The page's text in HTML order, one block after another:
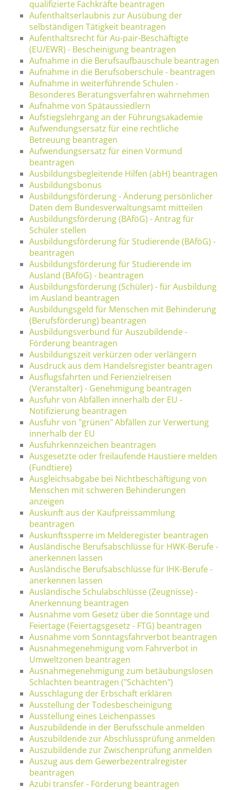
qualifizierte Fachkräfte beantragen
Aufenthaltserlaubnis zur Ausübung der
selbständigen Tätigkeit beantragen
Aufenthaltsrecht für Au-pair-Beschäftigte
(EU/EWR) - Bescheinigung beantragen
Aufnahme in die Berufsaufbauschule beantragen
Aufnahme in die Berufsoberschule - beantragen
Aufnahme in weiterführende Schulen -
Besonderes Beratungsverfahren wahrnehmen
Aufnahme von Spätaussiedlern
Aufstiegslehrgang an der Führungsakademie
Aufwendungsersatz für eine rechtliche
Betreuung beantragen
Aufwendungsersatz für einen Vormund
beantragen
Ausbildungsbegleitende Hilfen (abH) beantragen
Ausbildungsbonus
Ausbildungsförderung - Änderung persönlicher
Daten dem Bundesverwaltungsamt mitteilen
Ausbildungsförderung (BAföG) - Antrag für
Schüler stellen
Ausbildungsförderung für Studierende (BAföG) -
beantragen
Ausbildungsförderung für Studierende im
Ausland (BAföG) - beantragen
Ausbildungsförderung (Schüler) - für Ausbildung
im Ausland beantragen
Ausbildungsgeld für Menschen mit Behinderung
(Berufsförderung) beantragen
Ausbildungsverbund für Auszubildende -
Förderung beantragen
Ausbildungszeit verkürzen oder verlängern
Ausdruck aus dem Handelsregister beantragen
Ausflugsfahrten und Ferienzielreisen
(Veranstalter) - Genehmigung beantragen
Ausfuhr von Abfällen innerhalb der EU -
Notifizierung beantragen
Ausfuhr von "grünen" Abfällen zur Verwertung
innerhalb der EU
Ausfuhrkennzeichen beantragen
Ausgesetzte oder freilaufende Haustiere melden
(Fundtiere)
Ausgleichsabgabe bei Nichtbeschäftigung von
Menschen mit schweren Behinderungen
anzeigen
Auskunft aus der Kaufpreissammlung
beantragen
Auskunftssperre im Melderegister beantragen
Ausländische Berufsabschlüsse für HWK-Berufe -
anerkennen lassen
Ausländische Berufsabschlüsse für IHK-Berufe -
anerkennen lassen
Ausländische Schulabschlüsse (Zeugnisse) -
Anerkennung beantragen
Ausnahme vom Gesetz über die Sonntage und
Feiertage (Feiertagsgesetz - FTG) beantragen
Ausnahme vom Sonntagsfahrverbot beantragen
Ausnahmegenehmigung vom Fahrverbot in
Umweltzonen beantragen
Ausnahmegenehmigung zum betäubungslosen
Schlachten beantragen ("Schächten")
Ausschlagung der Erbschaft erklären
Ausstellung der Todesbescheinigung
Ausstellung eines Leichenpasses
Auszubildende in der Berufsschule anmelden
Auszubildende zur Abschlussprüfung anmelden
Auszubildende zur Zwischenprüfung anmelden
Auszug aus dem Gewerbezentralregister
beantragen
Azubi transfer - Förderung beantragen